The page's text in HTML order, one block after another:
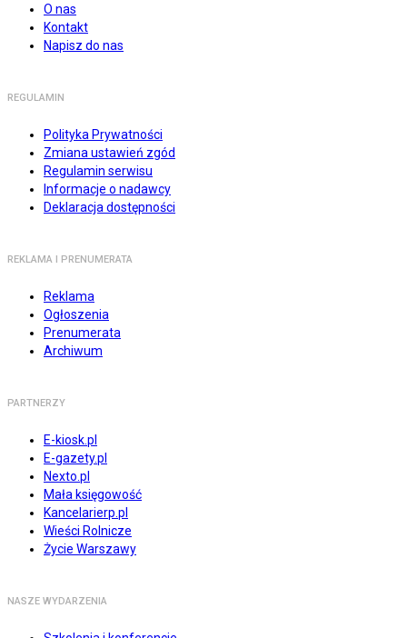
O nas
Kontakt
Napisz do nas
REGULAMIN
Polityka Prywatności
Zmiana ustawień zgód
Regulamin serwisu
Informacje o nadawcy
Deklaracja dostępności
REKLAMA I PRENUMERATA
Reklama
Ogłoszenia
Prenumerata
Archiwum
PARTNERZY
E-kiosk.pl
E-gazety.pl
Nexto.pl
Mała księgowość
Kancelarierp.pl
Wieści Rolnicze
Życie Warszawy
NASZE WYDARZENIA